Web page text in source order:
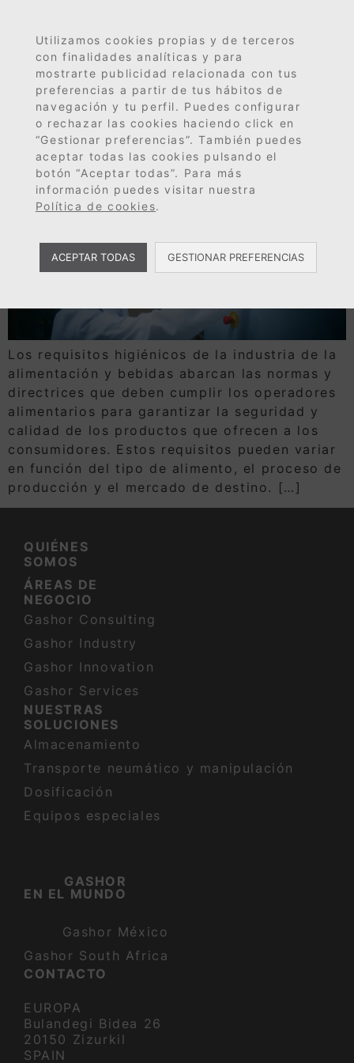
Día:
19 de
diciembre de 2023
Los requisitos higiénicos
de la industria
alimentaria y de bebidas
Los requisitos higiénicos de la industria de la
alimentación y bebidas abarcan las normas y
directrices que deben cumplir los operadores
alimentarios para garantizar la seguridad y
calidad de los productos que ofrecen a los
consumidores. Estos requisitos pueden variar
en función del tipo de alimento, el proceso de
producción y el mercado de destino. […]
QUIÉNES
SOMOS
ÁREAS DE
NEGOCIO
Gashor Consulting
Gashor Industry
Gashor Innovation
Gashor Services
NUESTRAS
SOLUCIONES
Almacenamiento
Transporte neumático y manipulación
Dosificación
Equipos especiales
GASHOR
EN EL MUNDO
Gashor México
Gashor South Africa
CONTACTO
EUROPA
Bulandegi Bidea 26
20150 Zizurkil
SPAIN
Utilizamos cookies propias y de terceros
con finalidades analíticas y para
mostrarte publicidad relacionada con tus
preferencias a partir de tus hábitos de
navegación y tu perfil. Puedes configurar
o rechazar las cookies haciendo click en
“Gestionar preferencias”. También puedes
aceptar todas las cookies pulsando el
botón “Aceptar todas”. Para más
información puedes visitar nuestra
Política de cookies.
ACEPTAR TODAS GESTIONAR PREFERENCIAS